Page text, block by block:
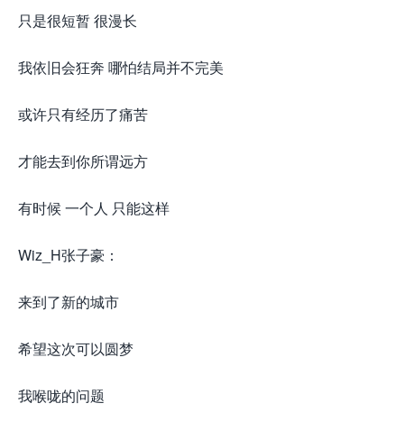
只是很短暂 很漫长
我依旧会狂奔 哪怕结局并不完美
或许只有经历了痛苦
才能去到你所谓远方
有时候 一个人 只能这样
Wiz_H张子豪：
来到了新的城市
希望这次可以圆梦
我喉咙的问题